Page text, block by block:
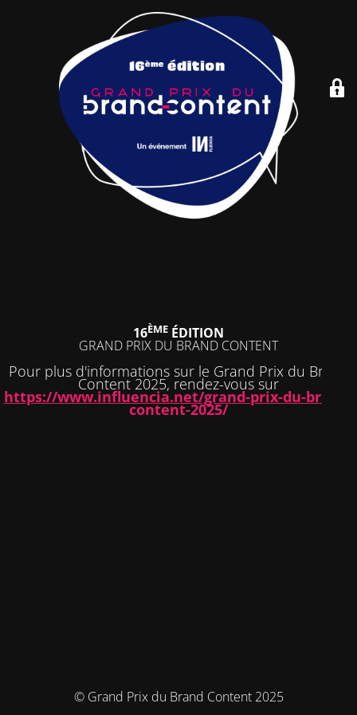
16ÈME ÉDITION
GRAND PRIX DU BRAND CONTENT
Pour plus d'informations sur le Grand Prix du Brand
Content 2025, rendez-vous sur
https://www.influencia.net/grand-prix-du-brand-
content-2025/
© Grand Prix du Brand Content 2025